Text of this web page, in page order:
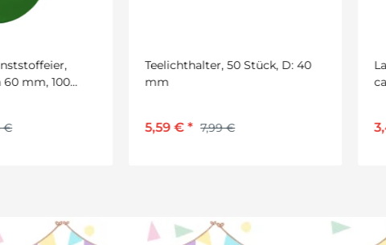
Teelichthalter, 50 Stück, D: 40
mm
5,59 €
Lampionkerzen, weiß, 20
3,49 €